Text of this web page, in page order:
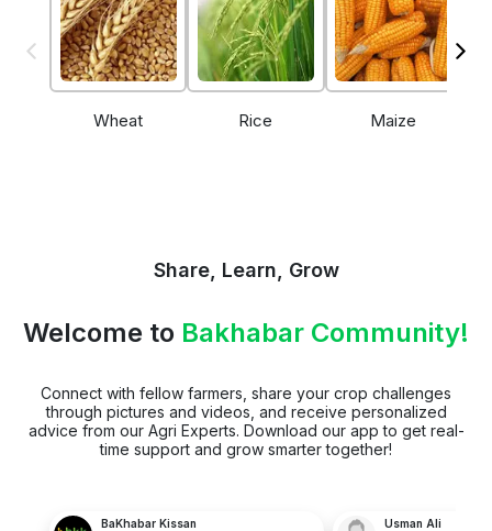
Wheat Rice Maize
Share, Learn, Grow
Welcome to Bakhabar Community!
Connect with fellow farmers, share your crop challenges
through pictures and videos, and receive personalized
advice from our Agri Experts. Download our app to get real-
time support and grow smarter together!
BaKhabar Kissan Usman Ali